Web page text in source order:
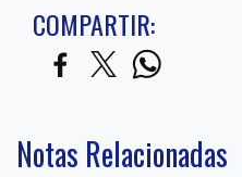
COMPARTIR:
Notas Relacionadas